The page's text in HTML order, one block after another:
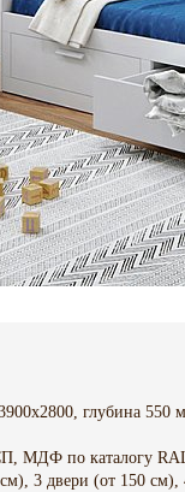
глубина 550
МДФ по каталогу
3 двери (от 150